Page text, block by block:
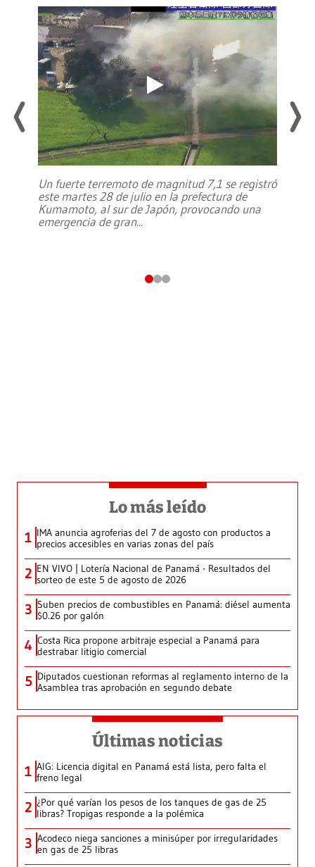
Un fuerte terremoto de magnitud 7,1 se registró
este martes 28 de julio en la prefectura de
Kumamoto, al sur de Japón, provocando una
emergencia de gran...
Lo más leído
1 IMA anuncia agroferias del 7 de agosto con productos a
precios accesibles en varias zonas del país
2 EN VIVO | Lotería Nacional de Panamá - Resultados del
sorteo de este 5 de agosto de 2026
3 Suben precios de combustibles en Panamá: diésel aumenta
$0.26 por galón
4 Costa Rica propone arbitraje especial a Panamá para
destrabar litigio comercial
5 Diputados cuestionan reformas al reglamento interno de la
Asamblea tras aprobación en segundo debate
Últimas noticias
1 AIG: Licencia digital en Panamá está lista, pero falta el
freno legal
2 ¿Por qué varían los pesos de los tanques de gas de 25
libras? Tropigas responde a la polémica
3 Acodeco niega sanciones a minisúper por irregularidades
en gas de 25 libras